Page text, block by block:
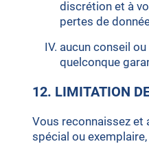
discrétion et à
pertes de
aucun conseil
quelconque
12. LIMITATION
Vous reconnaissez et
spécial ou